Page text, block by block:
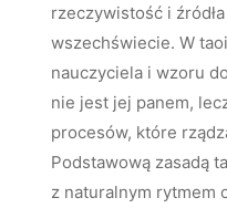
rzeczywistość i
wszechświecie. W
nauczyciela i wzoru
nie jest jej panem,
procesów, które
Podstawową zasadą
z naturalnym rytmem